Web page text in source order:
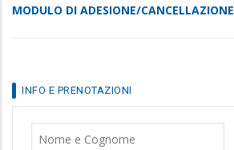
MODULO DI ADESIONE/CANCELLAZIONE
INFO E PRENOTAZIONI
Nome